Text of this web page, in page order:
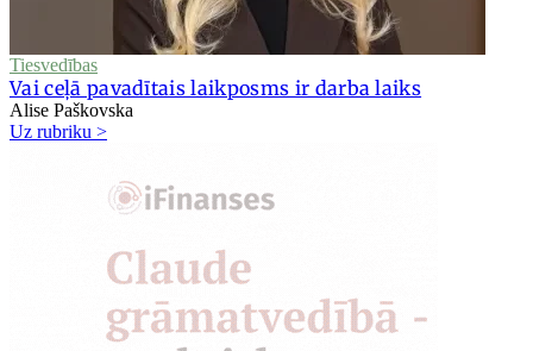
Tiesvedības
Vai ceļā pavadītais laikposms ir darba laiks
Alise Paškovska
Uz rubriku >